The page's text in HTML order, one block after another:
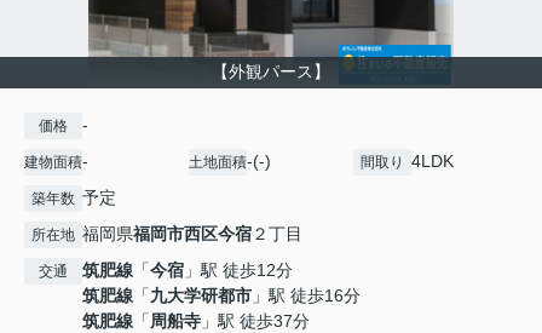
【外観パース】
価格 -
建物面積- 土地面積-(-) 間取り 4LDK
築年数 予定
所在地 福岡県福岡市西区今宿２丁目
交通 筑肥線 「今宿 」駅 徒歩12分
筑肥線 「九大学研都市 」駅 徒歩16分
筑肥線 「周船寺 」駅 徒歩37分